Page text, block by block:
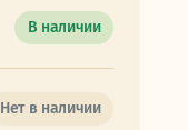
В наличии
Нет в наличии